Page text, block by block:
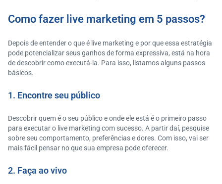
Como fazer live marketing em 5 passos?
Depois de entender o que é live marketing e por que essa estratégia
pode potencializar seus ganhos de forma expressiva, está na hora
de descobrir como executá-la. Para isso, listamos alguns passos
básicos.
1. Encontre seu público
Descobrir quem é o seu público e onde ele está é o primeiro passo
para executar o live marketing com sucesso. A partir daí, pesquise
sobre seu comportamento, preferências e dores. Com isso, vai ser
mais fácil pensar no que sua empresa pode oferecer.
2. Faça ao vivo